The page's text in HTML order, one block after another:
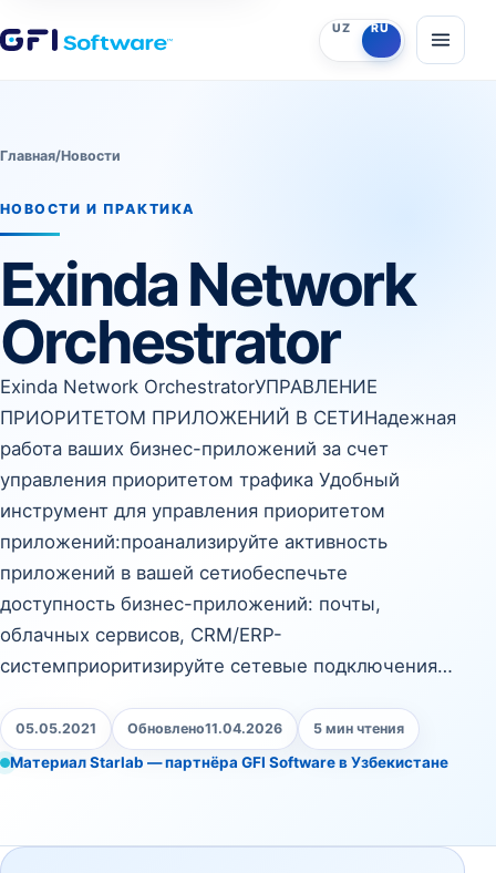
UZ RU
Главная/Новости
НОВОСТИ И ПРАКТИКА
Exinda Network
Orchestrator
Exinda Network OrchestratorУПРАВЛЕНИЕ
ПРИОРИТЕТОМ ПРИЛОЖЕНИЙ В СЕТИНадежная
работа ваших бизнес-приложений за счет
управления приоритетом трафика Удобный
инструмент для управления приоритетом
приложений:проанализируйте активность
приложений в вашей сетиобеспечьте
доступность бизнес-приложений: почты,
облачных сервисов, CRM/ERP-
системприоритизируйте сетевые подключения…
05.05.2021 Обновлено11.04.2026 5 мин чтения
Материал Starlab — партнёра GFI Software в Узбекистане